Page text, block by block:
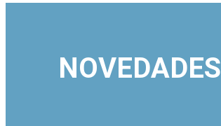
NOVEDADES